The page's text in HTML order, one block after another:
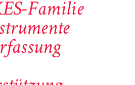
Familie